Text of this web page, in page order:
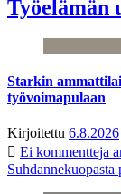
Työelämän
Starkin
työvoimapulaan
Kirjoitettu 6.8.2026
Ei kommentteja